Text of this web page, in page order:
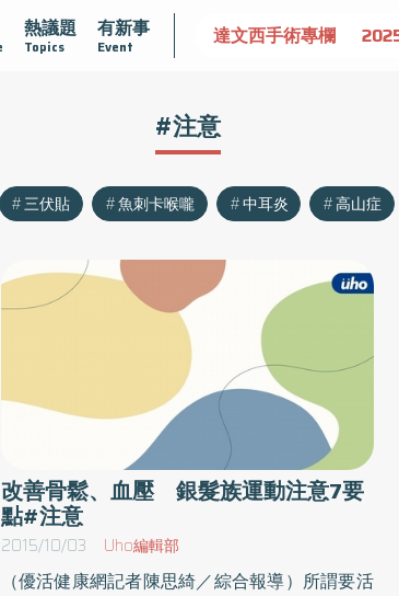
熱議題
Topics
有新事
Event
腺肥大 守護骨骼健康 達文西手術專欄
#注意
三伏貼 魚刺卡喉嚨 中耳炎 高山症
改善骨鬆、血壓 銀髮族運動注意7要
點#注意
2015/10/03 Uho編輯部
（優活健康網記者陳思綺／綜合報導）所謂要活